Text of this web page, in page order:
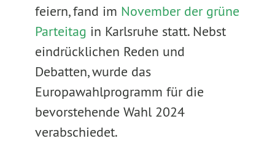
feiern, fand im November der grüne
Parteitag in Karlsruhe statt. Nebst
eindrücklichen Reden und
Debatten, wurde das
Europawahlprogramm für die
bevorstehende Wahl 2024
verabschiedet.